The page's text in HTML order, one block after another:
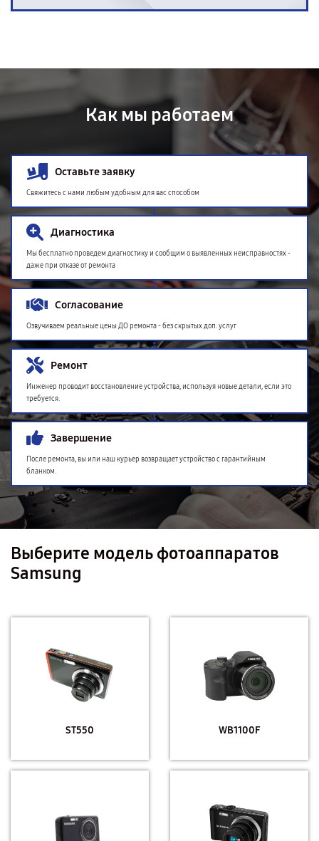
Как мы работаем
Оставьте заявку
Свяжитесь с нами любым удобным для вас способом
Диагностика
Мы бесплатно проведем диагностику и сообщим о выявленных неисправностях -
даже при отказе от ремонта
Согласование
Озвучиваем реальные цены ДО ремонта - без скрытых доп. услуг
Ремонт
Инженер проводит восстановление устройства, используя новые детали, если это
требуется.
Завершение
После ремонта, вы или наш курьер возвращает устройство с гарантийным
бланком.
Выберите модель фотоаппаратов
Samsung
ST550 WB1100F